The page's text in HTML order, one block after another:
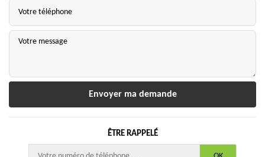
ÊTRE RAPPELÉ